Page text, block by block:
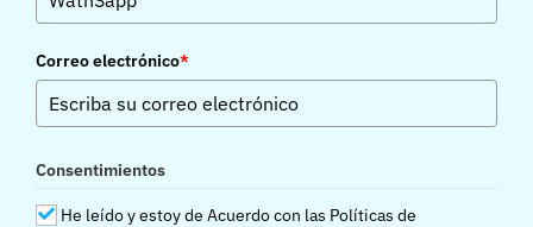
Correo electrónico*
Consentimientos
He leído y estoy de Acuerdo con las Políticas de